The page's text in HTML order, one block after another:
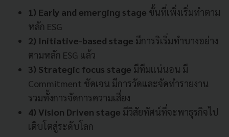
1) Early and emerging stage ขั้นที่เพิ่งเริ่มทำตาม
หลัก ESG
2) Initiative-based stage มีการริเริ่มทำบางอย่าง
ตามหลัก ESG แล้ว
3) Strategic focus stage มีทีมแน่นอน มี
Commitment ชัดเจน มีการวัดและจัดทำรายงาน
รวมทั้งการจัดการความเสี่ยง
4) Vision Driven stage มีวิสัยทัศน์ที่จะพาธุรกิจไป
เติบโตสู่ระดับโลก